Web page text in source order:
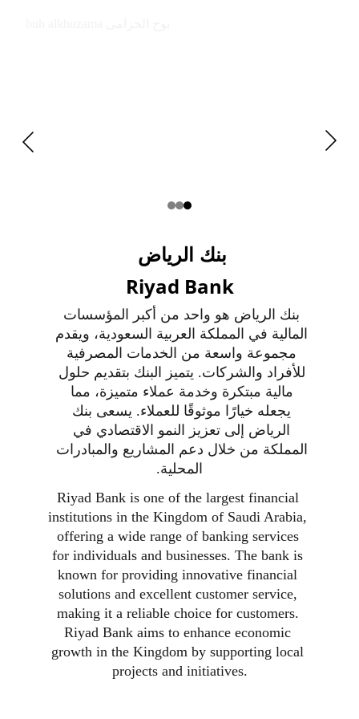
بنك الرياض هو واحد من أكبر المؤسسات
المالية في المملكة العربية السعودية، ويقدم
مجموعة واسعة من الخدمات المصرفية
للأفراد والشركات. يتميز البنك بتقديم حلول
مالية مبتكرة وخدمة عملاء متميزة، مما
يجعله خيارًا موثوقًا للعملاء. يسعى بنك
الرياض إلى تعزيز النمو الاقتصادي في
المملكة من خلال دعم المشاريع والمبادرات
المحلية.
Riyad Bank is one of the largest financial
institutions in the Kingdom of Saudi Arabia,
offering a wide range of banking services
for individuals and businesses. The bank is
known for providing innovative financial
solutions and excellent customer service,
making it a reliable choice for customers.
Riyad Bank aims to enhance economic
growth in the Kingdom by supporting local
projects and initiatives.
بنك الرياض
Riyad Bank